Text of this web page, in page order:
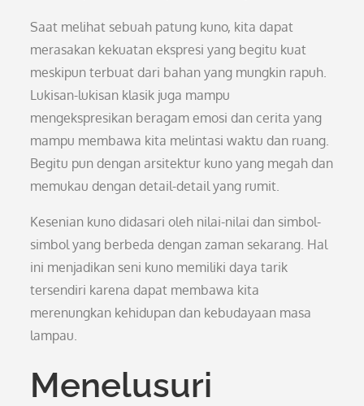
Saat melihat sebuah patung kuno, kita dapat
merasakan kekuatan ekspresi yang begitu kuat
meskipun terbuat dari bahan yang mungkin rapuh.
Lukisan-lukisan klasik juga mampu
mengekspresikan beragam emosi dan cerita yang
mampu membawa kita melintasi waktu dan ruang.
Begitu pun dengan arsitektur kuno yang megah dan
memukau dengan detail-detail yang rumit.
Kesenian kuno didasari oleh nilai-nilai dan simbol-
simbol yang berbeda dengan zaman sekarang. Hal
ini menjadikan seni kuno memiliki daya tarik
tersendiri karena dapat membawa kita
merenungkan kehidupan dan kebudayaan masa
lampau.
Menelusuri